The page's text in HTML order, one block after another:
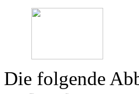
Die folgende